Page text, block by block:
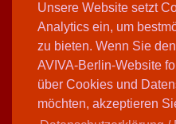
Unsere Website setzt
Analytics ein, um
zu bieten. Wenn Sie
AVIVA-Berlin-Website
über Cookies und
möchten, akzeptieren